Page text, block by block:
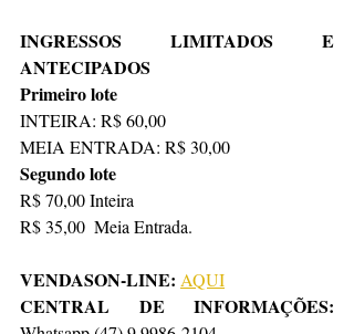
INGRESSOS LIMITADOS E
ANTECIPADOS
Primeiro lote
INTEIRA: R$ 60,00
MEIA ENTRADA: R$ 30,00
Segundo lote
R$ 70,00 Inteira
R$ 35,00  Meia Entrada.
VENDASON-LINE: AQUI
CENTRAL DE INFORMAÇÕES: